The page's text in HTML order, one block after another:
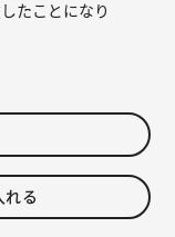
たことになり
れる